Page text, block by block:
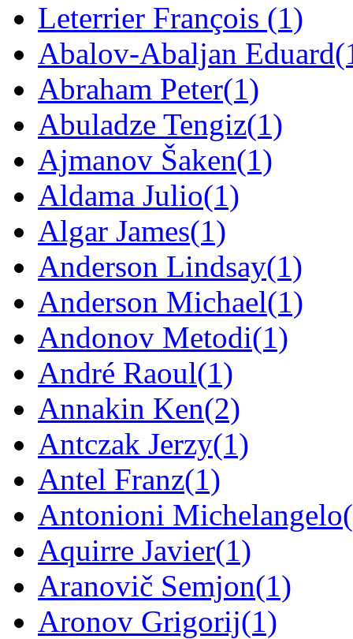
Leterrier François (1)
Abalov-Abaljan Eduard
Abraham Peter(1)
Abuladze Tengiz(1)
Ajmanov Šaken(1)
Aldama Julio(1)
Algar James(1)
Anderson Lindsay(1)
Anderson Michael(1)
Andonov Metodi(1)
André Raoul(1)
Annakin Ken(2)
Antczak Jerzy(1)
Antel Franz(1)
Antonioni Michelangelo
Aquirre Javier(1)
Aranovič Semjon(1)
Aronov Grigorij(1)